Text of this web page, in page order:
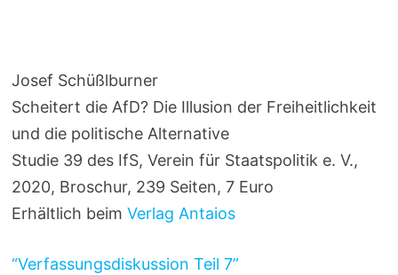
Josef Schüßlburner
Scheitert die AfD? Die Illusion der Freiheitlichkeit
und die politische Alternative
Studie 39 des IfS, Verein für Staatspolitik e. V.,
2020, Broschur, 239 Seiten, 7 Euro
Erhältlich beim Verlag Antaios
“Verfassungsdiskussion Teil 7”